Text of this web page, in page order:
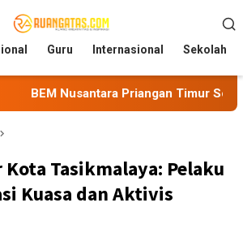
Guru Internasional Sekolah
Priangan Timur Soroti Efektivitas
Kota Tasikmalaya: Pelaku
Kuasa dan Aktivis